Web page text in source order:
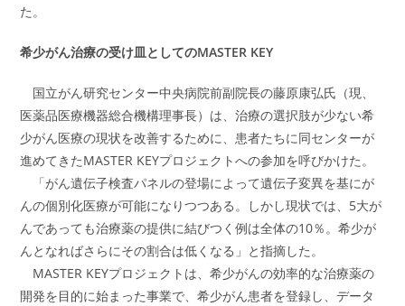
た。
希少がん治療の受け皿としてのMASTER KEY
国立がん研究センター中央病院前副院長の藤原康弘氏（現、
医薬品医療機器総合機構理事長）は、治療の選択肢が少ない希
少がん医療の現状を改善するために、患者たちに同センターが
進めてきたMASTER KEYプロジェクトへの参加を呼びかけた。
「がん遺伝子検査パネルの登場によって遺伝子変異を基にが
んの個別化医療が可能になりつつある。しかし現状では、5大が
んであっても治療薬の提供に結びつく例は全体の10％。希少が
んとなればさらにその割合は低くなる」と指摘した。
MASTER KEYプロジェクトは、希少がんの効率的な治療薬の
開発を目的に始まった事業で、希少がん患者を登録し、データ